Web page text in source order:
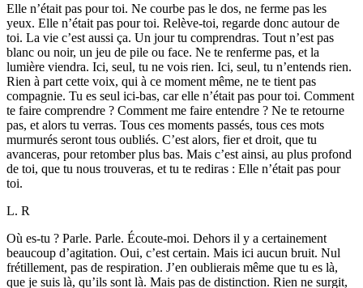
Elle n’était pas pour toi. Ne courbe pas le dos, ne ferme pas les
yeux. Elle n’était pas pour toi. Relève-toi, regarde donc autour de
toi. La vie c’est aussi ça. Un jour tu comprendras. Tout n’est pas
blanc ou noir, un jeu de pile ou face. Ne te renferme pas, et la
lumière viendra. Ici, seul, tu ne vois rien. Ici, seul, tu n’entends rien.
Rien à part cette voix, qui à ce moment même, ne te tient pas
compagnie. Tu es seul ici-bas, car elle n’était pas pour toi. Comment
te faire comprendre ? Comment me faire entendre ? Ne te retourne
pas, et alors tu verras. Tous ces moments passés, tous ces mots
murmurés seront tous oubliés. C’est alors, fier et droit, que tu
avanceras, pour retomber plus bas. Mais c’est ainsi, au plus profond
de toi, que tu nous trouveras, et tu te rediras : Elle n’était pas pour
toi.
L. R
Où es-tu ? Parle. Parle. Écoute-moi. Dehors il y a certainement
beaucoup d’agitation. Oui, c’est certain. Mais ici aucun bruit. Nul
frétillement, pas de respiration. J’en oublierais même que tu es là,
que je suis là, qu’ils sont là. Mais pas de distinction. Rien ne surgit,